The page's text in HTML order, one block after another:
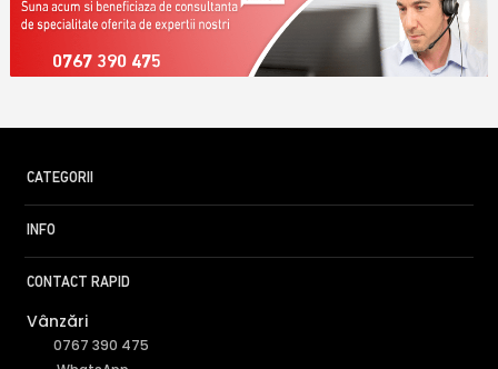
0767 390 475
CATEGORII
INFO
CONTACT RAPID
Vânzări
0767 390 475